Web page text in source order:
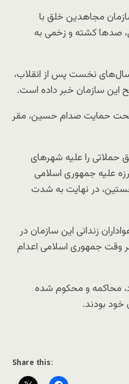
مجاهدین خلق با
صدها کشته و زخمی به
نخست پس از انقلاب،
این سازمان خبر داده است.
از میانه‌های دهه ۶۰ و تحت حمایت صدام حسین، مقر
خلق حملاتی را علیه شهرهای
علیه جمهوری اسلامی
در نهایت به شدت
زندانی این سازمان در
وقت جمهوری اسلامی اعدام
محاکمه و محکوم شده
خود بودند.
Share this: